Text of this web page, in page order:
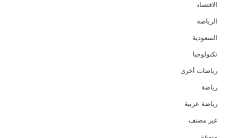
الاقتصاد
الرياضة
السعودية
تكنولوجيا
رياضات أخرى
رياضة
رياضة عربية
غير مصنف